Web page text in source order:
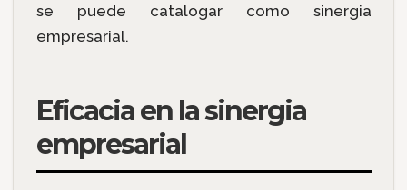
se puede catalogar como sinergia
empresarial.
Eficacia en la sinergia
empresarial